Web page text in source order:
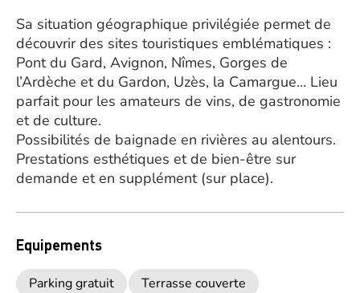
Sa situation géographique privilégiée permet de
découvrir des sites touristiques emblématiques :
Pont du Gard, Avignon, Nîmes, Gorges de
l’Ardèche et du Gardon, Uzès, la Camargue… Lieu
parfait pour les amateurs de vins, de gastronomie
et de culture.
Possibilités de baignade en rivières au alentours.
Prestations esthétiques et de bien-être sur
demande et en supplément (sur place).
Equipements
Parking gratuit
Terrasse couverte